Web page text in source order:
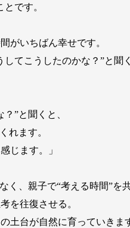
です。
がいちばん幸せです。
てこうしたのかな？”と聞
”と聞くと、
れます。
じます。」
、親子で“考える時間”を
を往復させる。
土台が自然に育っていきま